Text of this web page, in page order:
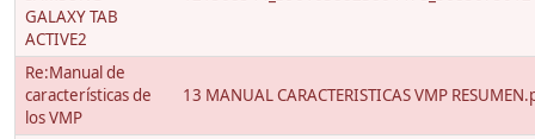
GALAXY TAB
ACTIVE2
Re:Manual de
características de
los VMP
13 MANUAL CARACTERISTICAS VMP